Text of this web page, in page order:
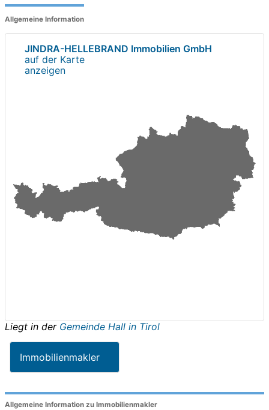
Allgemeine Information
JINDRA-HELLEBRAND Immobilien GmbH
auf der Karte
anzeigen
Liegt in der Gemeinde Hall in Tirol
Immobilienmakler
Allgemeine Information zu Immobilienmakler